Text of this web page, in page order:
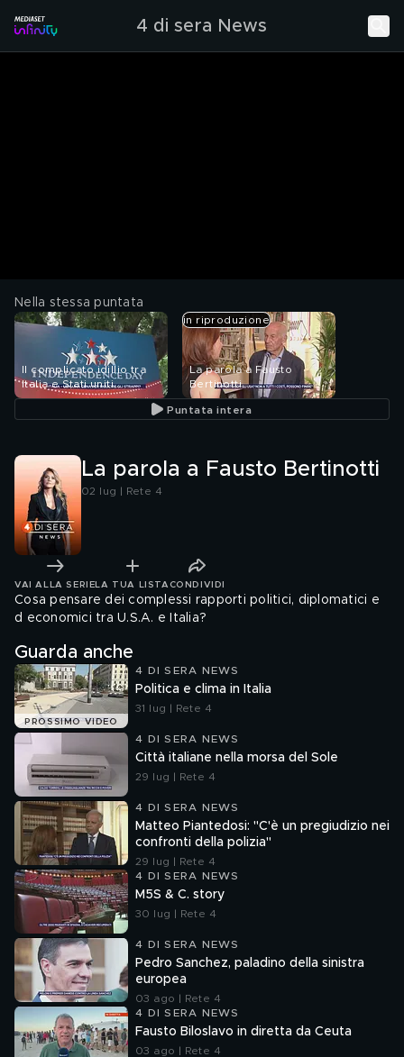
4 di sera News
Nella stessa puntata
Il complicato idillio tra
Italia e Stati uniti
d'America
in riproduzione
La parola a Fausto
Bertinotti
Puntata intera
La parola a Fausto Bertinotti
02 lug | Rete 4
VAI ALLA SERIE LA TUA LISTA CONDIVIDI
Cosa pensare dei complessi rapporti politici, diplomatici e
d economici tra U.S.A. e Italia?
Guarda anche
PROSSIMO VIDEO
4 DI SERA NEWS
Politica e clima in Italia
31 lug | Rete 4
4 DI SERA NEWS
Città italiane nella morsa del Sole
29 lug | Rete 4
4 DI SERA NEWS
Matteo Piantedosi: "C'è un pregiudizio nei
confronti della polizia"
29 lug | Rete 4
4 DI SERA NEWS
M5S & C. story
30 lug | Rete 4
4 DI SERA NEWS
Pedro Sanchez, paladino della sinistra
europea
03 ago | Rete 4
4 DI SERA NEWS
Fausto Biloslavo in diretta da Ceuta
03 ago | Rete 4